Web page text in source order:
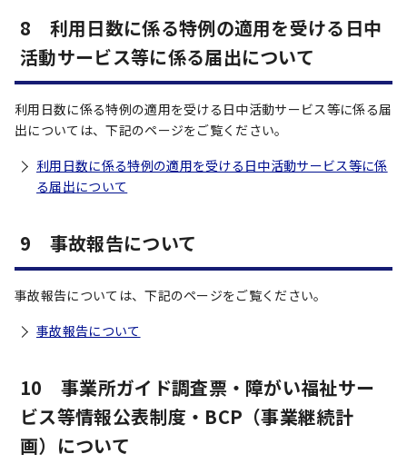
8 利用日数に係る特例の適用を受ける日中
活動サービス等に係る届出について
利用日数に係る特例の適用を受ける日中活動サービス等に係る届
出については、下記のページをご覧ください。
利用日数に係る特例の適用を受ける日中活動サービス等に係
る届出について
9 事故報告について
事故報告については、下記のページをご覧ください。
事故報告について
10 事業所ガイド調査票・障がい福祉サー
ビス等情報公表制度・BCP（事業継続計
画）について